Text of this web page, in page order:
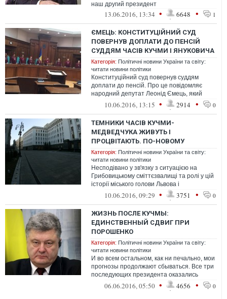
наш другий президент
13.06.2016, 13:34 • 6648 • 1
ЄМЕЦЬ: КОНСТИТУЦІЙНИЙ СУД
ПОВЕРНУВ ДОПЛАТИ ДО ПЕНСІЙ
СУДДЯМ ЧАСІВ КУЧМИ І ЯНУКОВИЧА
Категорія: Політичні новини України та світу:
читати новини політики
Конституційний суд повернув суддям
доплати до пенсій. Про це повідомляє
народний депутат Леонід Ємець, який
перебуває на засідання Конституційного
10.06.2016, 13:15 • 2914 • 0
ТЕМНИКИ ЧАСІВ КУЧМИ-
МЕДВЕДЧУКА ЖИВУТЬ І
ПРОЦВІТАЮТЬ. ПО-НОВОМУ
Категорія: Політичні новини України та світу:
читати новини політики
Несподівано у зв'язку з ситуацією на
Грибовицькому сміттєзвалищі та ролі у цій
історії міського голови Львова і
майбутнього кандидата у президенти
10.06.2016, 09:29 • 3751 • 0
ЖИЗНЬ ПОСЛЕ КУЧМЫ:
ЕДИНСТВЕННЫЙ СДВИГ ПРИ
ПОРОШЕНКО
Категорія: Політичні новини України та світу:
читати новини політики
И во всем остальном, как ни печально, мои
прогнозы продолжают сбываться. Все три
последующих президента оказались
одинаково предсказуемыми
06.06.2016, 05:50 • 4656 • 0